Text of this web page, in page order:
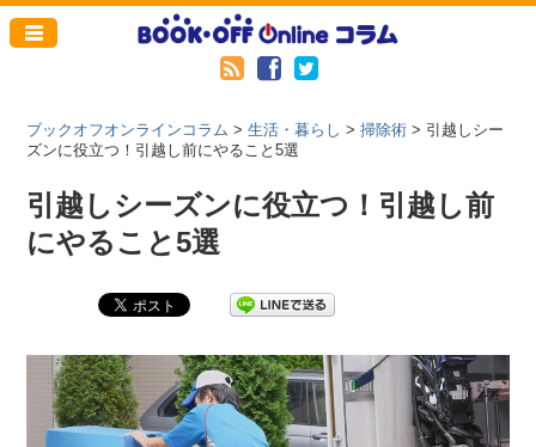
ブックオフオンラインコラム >生活・暮らし >掃除術 > 引越しシー
ズンに役立つ！引越し前にやること5選
引越しシーズンに役立つ！引越し前
にやること5選